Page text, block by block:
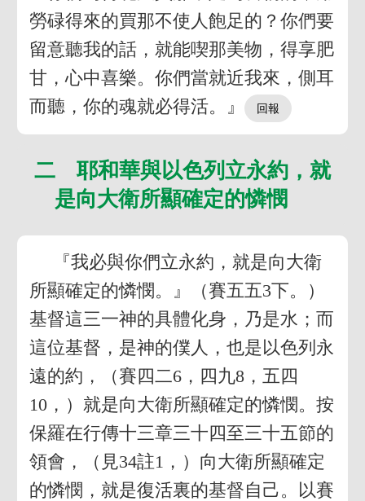
勞碌得來的買那不使人飽足的？你們要
留意聽我的話，就能喫那美物，得享肥
甘，心中喜樂。你們當就近我來，側耳
而聽，你的魂就必得活。』
二 耶和華與以色列立永約，就
是向大衛所顯確定的憐憫
『我必與你們立永約，就是向大衛
所顯確定的憐憫。』（賽五五3下。）
基督這三一神的具體化身，乃是水；而
這位基督，是神的僕人，也是以色列永
遠的約，（賽四二6，四九8，五四
10，）就是向大衛所顯確定的憐憫。按
保羅在行傳十三章三十四至三十五節的
領會，（見34註1，）向大衛所顯確定
的憐憫，就是復活裏的基督自己。以賽